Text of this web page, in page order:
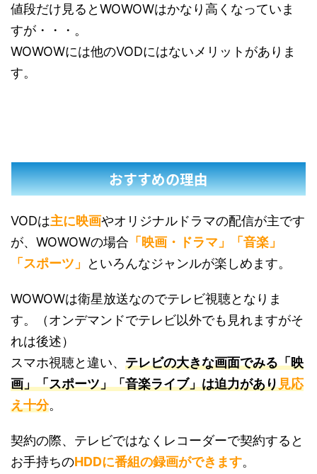
値段だけ見るとWOWOWはかなり高くなっていま
すが・・・。
WOWOWには他のVODにはないメリットがありま
す。
おすすめの理由
VODは主に映画やオリジナルドラマの配信が主です
が、WOWOWの場合 「映画・ドラマ」「音楽」
「スポーツ」
といろんなジャンルが楽しめます。
WOWOWは衛星放送なのでテレビ視聴となりま
す。（オンデマンドでテレビ以外でも見れますがそ
れは後述）
スマホ視聴と違い、 テレビの大きな画面でみる「映
画」「スポーツ」「音楽ライブ」は迫力があり見応
え十分。
契約の際、テレビではなくレコーダーで契約すると
お手持ちのHDDに番組の録画ができます。